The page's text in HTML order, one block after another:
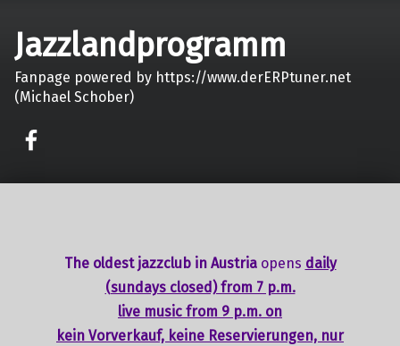
Jazzlandprogramm
Fanpage powered by https://www.derERPtuner.net
(Michael Schober)
The oldest jazzclub in Austria opens daily
(sundays closed) from 7 p.m.
live music from 9 p.m. on
kein Vorverkauf, keine Reservierungen, nur